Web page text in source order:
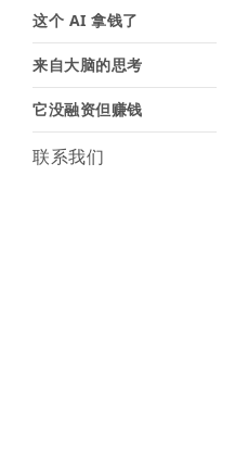
这个 AI 拿钱了
来自大脑的思考
它没融资但赚钱
联系我们